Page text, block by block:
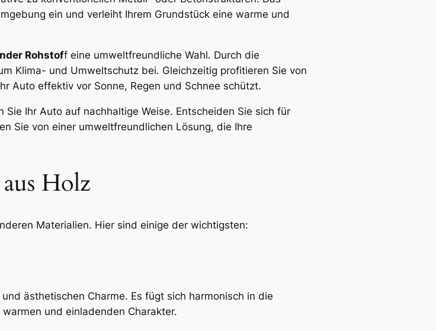
ein und verleiht Ihrem Grundstück eine warme und
Rohstoff eine umweltfreundliche Wahl. Durch die
Klima- und Umweltschutz bei. Gleichzeitig profitieren Sie von
Auto effektiv vor Sonne, Regen und Schnee schützt.
Ihr Auto auf nachhaltige Weise. Entscheiden Sie sich für
Sie von einer umweltfreundlichen Lösung, die Ihre
Holz
Materialien. Hier sind einige der wichtigsten:
ästhetischen Charme. Es fügt sich harmonisch in die
und einladenden Charakter.